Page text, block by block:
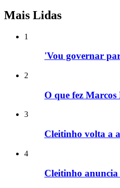
Mais Lidas
1
'Vou governar
2
O que fez
3
Cleitinho volta a
4
Cleitinho